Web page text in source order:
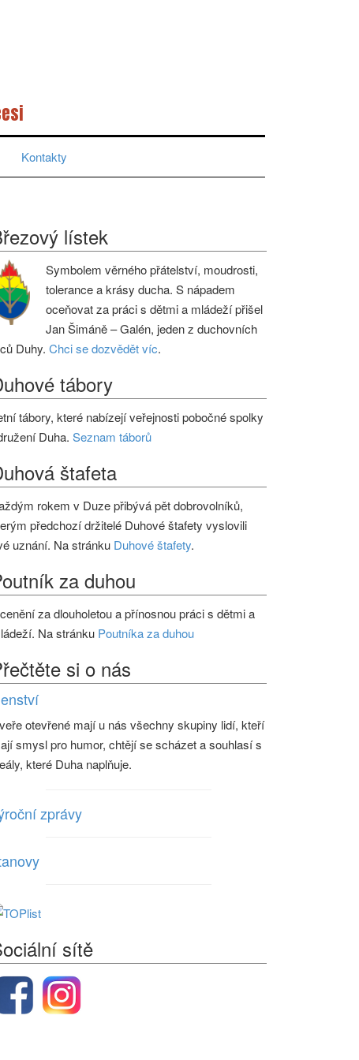
Kontakty
lístek
Symbolem věrného přátelství, moudrosti,
tolerance a krásy ducha. S nápadem
oceňovat za práci s dětmi a mládeží přišel
Jan Šimáně – Galén, jeden z duchovních
Duhy. Chci se dozvědět víc.
tábory
tábory, které nabízejí veřejnosti pobočné spolky
Duha. Seznam táborů
štafeta
rokem v Duze přibývá pět dobrovolníků,
předchozí držitelé Duhové štafety vyslovili
uznání. Na stránku Duhové štafety.
za duhou
za dlouholetou a přínosnou práci s dětmi a
Na stránku Poutníka za duhou
si o nás
otevřené mají u nás všechny skupiny lidí, kteří
smysl pro humor, chtějí se scházet a souhlasí s
které Duha naplňuje.
zprávy
sítě